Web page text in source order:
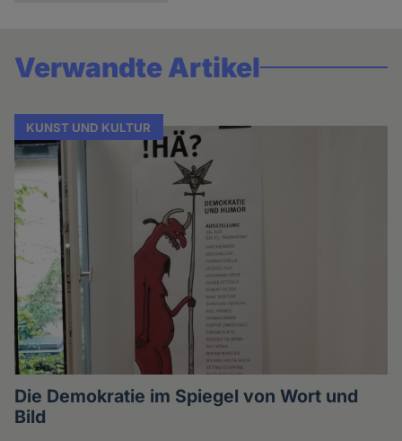
Verwandte Artikel
KUNST UND KULTUR
Die Demokratie im Spiegel von Wort und
Bild